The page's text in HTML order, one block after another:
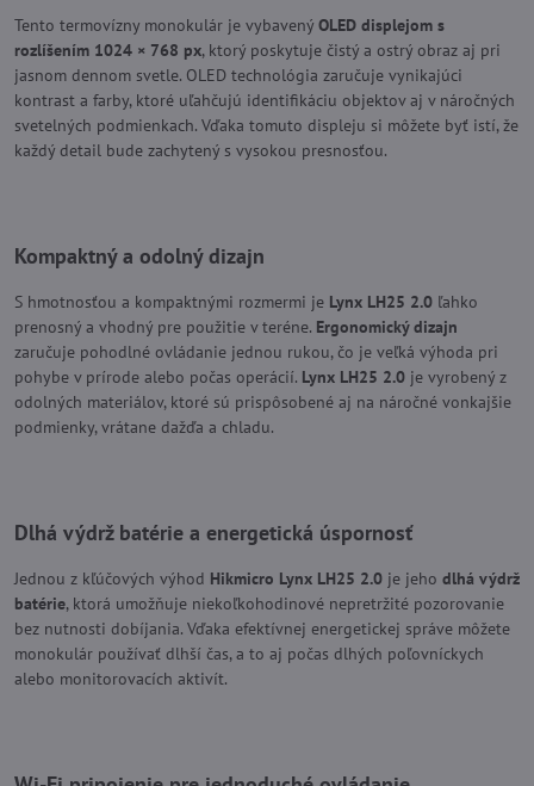
Tento termovízny monokulár je vybavený OLED displejom s
rozlíšením 1024 × 768 px, ktorý poskytuje čistý a ostrý obraz aj pri
jasnom dennom svetle. OLED technológia zaručuje vynikajúci
kontrast a farby, ktoré uľahčujú identifikáciu objektov aj v náročných
svetelných podmienkach. Vďaka tomuto displeju si môžete byť istí, že
každý detail bude zachytený s vysokou presnosťou.
Kompaktný a odolný dizajn
S hmotnosťou a kompaktnými rozmermi je Lynx LH25 2.0 ľahko
prenosný a vhodný pre použitie v teréne. Ergonomický dizajn
zaručuje pohodlné ovládanie jednou rukou, čo je veľká výhoda pri
pohybe v prírode alebo počas operácií. Lynx LH25 2.0 je vyrobený z
odolných materiálov, ktoré sú prispôsobené aj na náročné vonkajšie
podmienky, vrátane dažďa a chladu.
Dlhá výdrž batérie a energetická úspornosť
Jednou z kľúčových výhod Hikmicro Lynx LH25 2.0 je jeho dlhá výdrž
batérie, ktorá umožňuje niekoľkohodinové nepretržité pozorovanie
bez nutnosti dobíjania. Vďaka efektívnej energetickej správe môžete
monokulár používať dlhší čas, a to aj počas dlhých poľovníckych
alebo monitorovacích aktivít.